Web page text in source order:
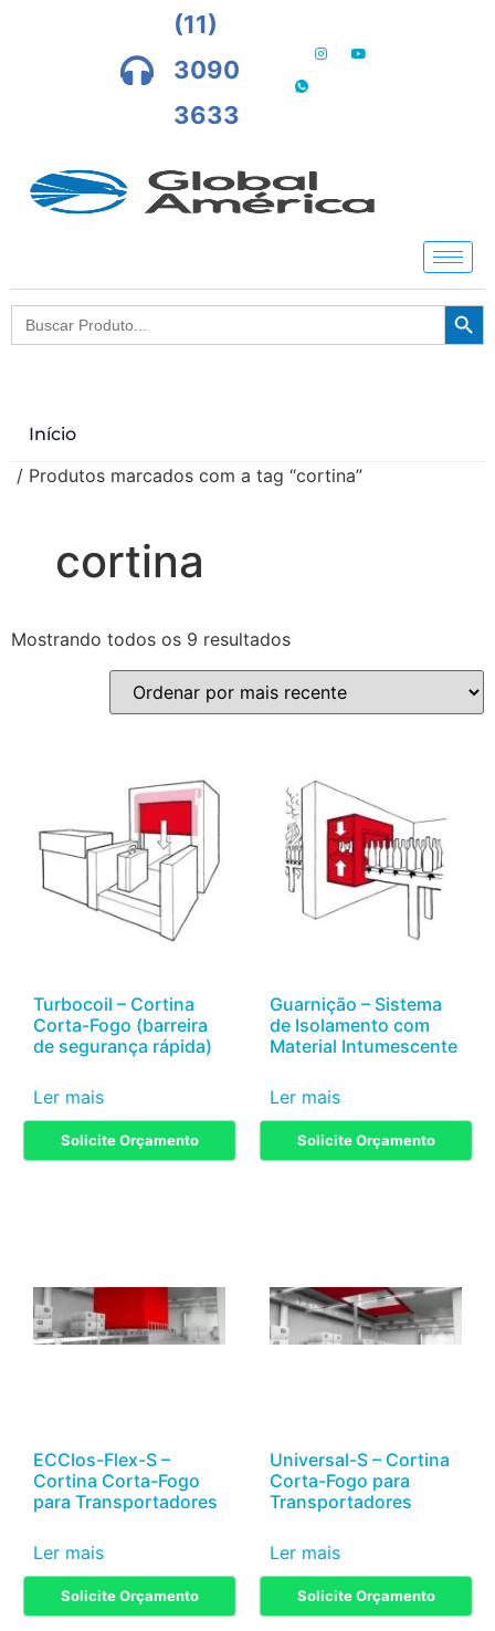
(11)
3090
3633
Search
for:
Início
/ Produtos marcados com a tag “cortina”
cortina
Mostrando todos os 9 resultados
Turbocoil – Cortina
Corta-Fogo (barreira
de segurança rápida)
Solicite Orçamento
Ler mais
Guarnição – Sistema
de Isolamento com
Material Intumescente
Solicite Orçamento
Ler mais
ECClos-Flex-S –
Cortina Corta-Fogo
para Transportadores
Solicite Orçamento
Ler mais
Universal-S – Cortina
Corta-Fogo para
Transportadores
Solicite Orçamento
Ler mais